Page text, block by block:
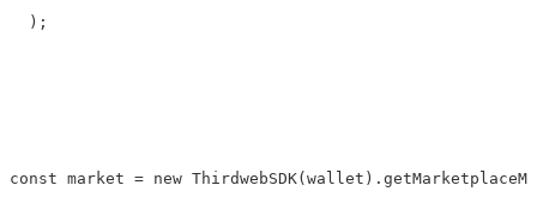
  );
const market = new